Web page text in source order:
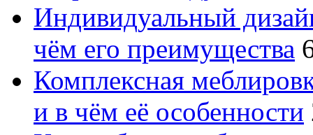
Индивидуальный
чём его преимущества
Комплексная
и в чём её особенности